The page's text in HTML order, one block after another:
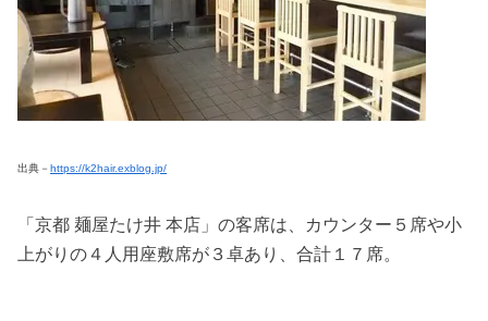
出典－ https://k2hair.exblog.jp/
「京都 麺屋たけ井 本店」の客席は、カウンター５席や小
上がりの４人用座敷席が３卓あり、合計１７席。